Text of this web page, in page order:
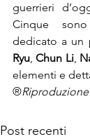
guerrieri
Cinque
Ryu, Chun Li,
elementi e
®Riproduzione
Post recenti